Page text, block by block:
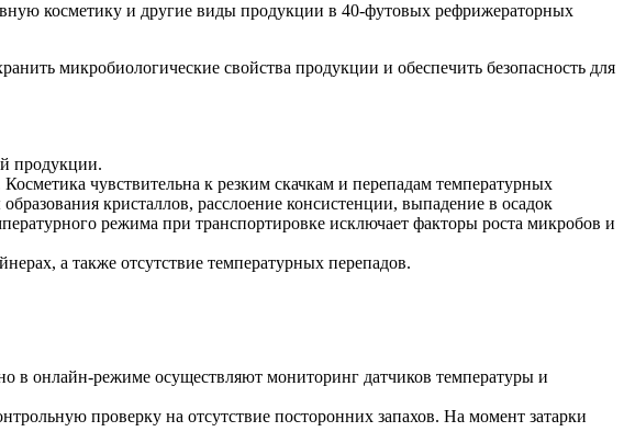
косметику и другие виды продукции в 40-футовых рефрижераторных
микробиологические свойства продукции и обеспечить безопасность для
продукции.
чувствительна к резким скачкам и перепадам температурных
кристаллов, расслоение консистенции, выпадение в осадок
режима при транспортировке исключает факторы роста микробов и
а также отсутствие температурных перепадов.
в онлайн-режиме осуществляют мониторинг датчиков температуры и
проверку на отсутствие посторонних запахов. На момент затарки